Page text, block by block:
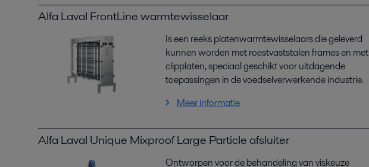
Alfa Laval FrontLine warmtewisselaar
Is een reeks platenwarmtewisselaars die geleverd
kunnen worden met roestvaststalen frames en met
clipplaten, speciaal geschikt voor uitdagende
toepassingen in de voedselverwerkende industrie.
Meer informatie
Alfa Laval Unique Mixproof Large Particle afsluiter
Ontworpen voor de behandeling van viskeuze